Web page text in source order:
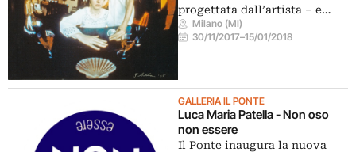
progettata dall’artista – e…
Milano (MI)
30/11/2017–15/01/2018
GALLERIA IL PONTE
Luca Maria Patella - Non oso
non essere
Il Ponte inaugura la nuova